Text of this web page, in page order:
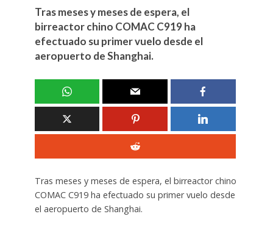
Tras meses y meses de espera, el
birreactor chino COMAC C919 ha
efectuado su primer vuelo desde el
aeropuerto de Shanghai.
Tras meses y meses de espera, el birreactor chino
COMAC C919 ha efectuado su primer vuelo desde
el aeropuerto de Shanghai.